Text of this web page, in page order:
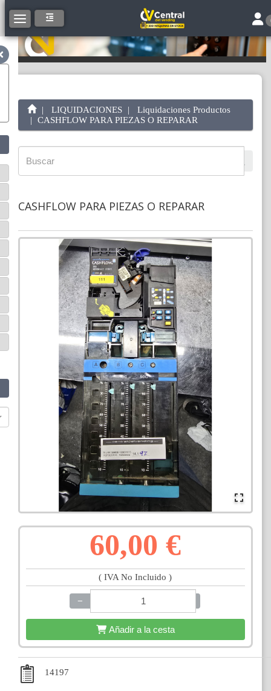
Toggle navigation
LIQUIDACIONES
Liquidaciones Productos
CASHFLOW PARA PIEZAS O REPARAR
CASHFLOW PARA PIEZAS O REPARAR
60,00 €
( IVA No Incluido )
−
Añadir a la cesta
14197